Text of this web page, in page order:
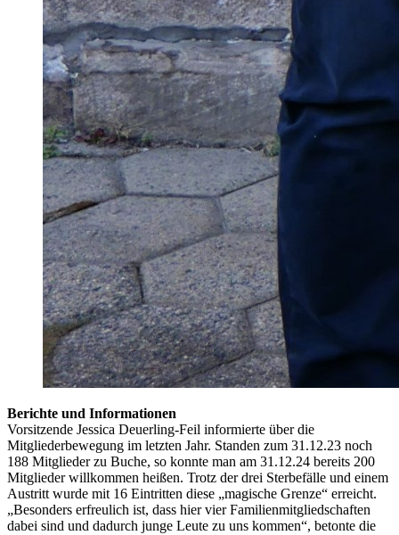
Berichte und Informationen
Vorsitzende Jessica Deuerling-Feil informierte über die
Mitgliederbewegung im letzten Jahr. Standen zum 31.12.23 noch
188 Mitglieder zu Buche, so konnte man am 31.12.24 bereits 200
Mitglieder willkommen heißen. Trotz der drei Sterbefälle und einem
Austritt wurde mit 16 Eintritten diese „magische Grenze“ erreicht.
„Besonders erfreulich ist, dass hier vier Familienmitgliedschaften
dabei sind und dadurch junge Leute zu uns kommen“, betonte die